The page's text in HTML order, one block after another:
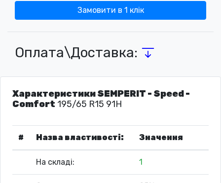
Замовити в 1 клік
Оплата\Доставка:
Характеристики SEMPERIT - Speed -
Comfort 195/65 R15 91H
# Назва властивості: Значення
На складі: 1